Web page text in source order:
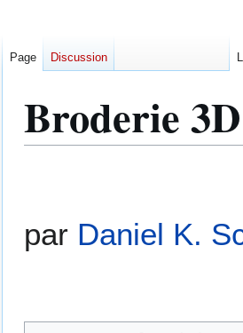
Broderie 3D
navigation
recherche
par Daniel K.
Page Discussion